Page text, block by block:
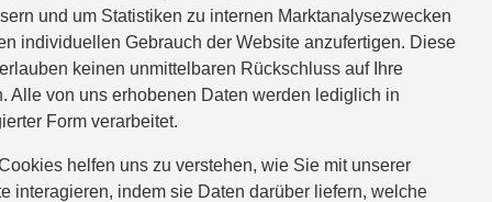
und um Statistiken zu internen Marktanalysezwecken
individuellen Gebrauch der Website anzufertigen. Diese
keinen unmittelbaren Rückschluss auf Ihre
Alle von uns erhobenen Daten werden lediglich in
Form verarbeitet.
helfen uns zu verstehen, wie Sie mit unserer
interagieren, indem sie Daten darüber liefern, welche
LEASING